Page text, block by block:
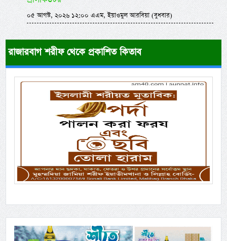
০৫ আগস্ট, ২০২৬ ১২:০০ এএম, ইয়াওমুল আরবিয়া (বুধবার)
রাজারবাগ শরীফ থেকে প্রকাশিত কিতাব